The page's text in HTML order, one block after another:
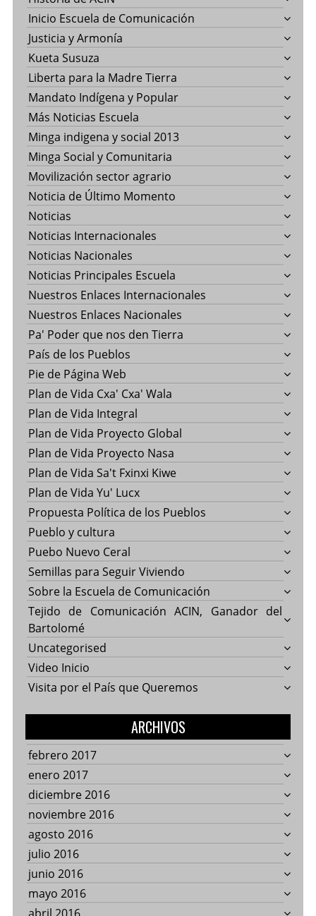
Inicio Escuela de Comunicación
Justicia y Armonía
Kueta Susuza
Liberta para la Madre Tierra
Mandato Indígena y Popular
Más Noticias Escuela
Minga indigena y social 2013
Minga Social y Comunitaria
Movilización sector agrario
Noticia de Último Momento
Noticias
Noticias Internacionales
Noticias Nacionales
Noticias Principales Escuela
Nuestros Enlaces Internacionales
Nuestros Enlaces Nacionales
Pa' Poder que nos den Tierra
País de los Pueblos
Pie de Página Web
Plan de Vida Cxa' Cxa' Wala
Plan de Vida Integral
Plan de Vida Proyecto Global
Plan de Vida Proyecto Nasa
Plan de Vida Sa't Fxinxi Kiwe
Plan de Vida Yu' Lucx
Propuesta Política de los Pueblos
Pueblo y cultura
Puebo Nuevo Ceral
Semillas para Seguir Viviendo
Sobre la Escuela de Comunicación
Tejido de Comunicación ACIN, Ganador del
Bartolomé
Uncategorised
Video Inicio
Visita por el País que Queremos
ARCHIVOS
febrero 2017
enero 2017
diciembre 2016
noviembre 2016
agosto 2016
julio 2016
junio 2016
mayo 2016